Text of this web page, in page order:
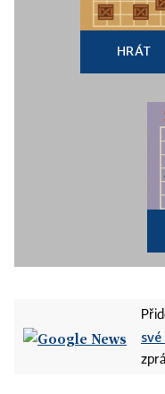
HRÁT